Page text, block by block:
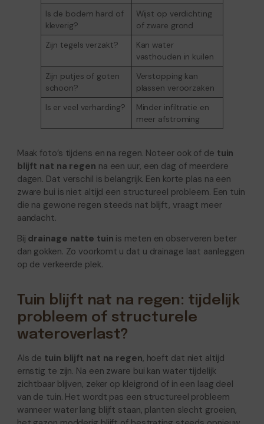
Is de bodem hard of
kleverig?
Wijst op verdichting
of zware grond
Zijn tegels verzakt?
Kan water
vasthouden in kuilen
Zijn putjes of goten
schoon?
Verstopping kan
plassen veroorzaken
Is er veel verharding?
Minder infiltratie en
meer afstroming
Maak foto’s tijdens en na regen. Noteer ook of de tuin
blijft nat na regen na een uur, een dag of meerdere
dagen. Dat verschil is belangrijk. Een korte plas na een
zware bui is niet altijd een structureel probleem. Een tuin
die na gewone regen steeds nat blijft, vraagt meer
aandacht.
Bij drainage natte tuin is meten en observeren beter
dan gokken. Zo voorkomt u dat u drainage laat aanleggen
op de verkeerde plek.
Tuin blijft nat na regen: tijdelijk
probleem of structurele
wateroverlast?
Als de tuin blijft nat na regen, hoeft dat niet altijd
ernstig te zijn. Na een zware bui kan water tijdelijk
zichtbaar blijven, zeker op kleigrond of in een laag deel
van de tuin. Het wordt pas een structureel probleem
wanneer water lang blijft staan, planten slecht groeien,